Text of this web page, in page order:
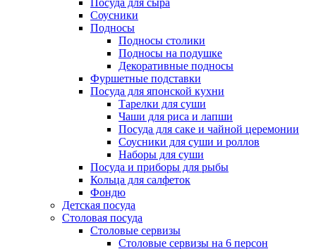
Посуда для сыра
Соусники
Подносы
Подносы столики
Подносы на подушке
Декоративные подносы
Фуршетные подставки
Посуда для японской кухни
Тарелки для суши
Чаши для риса и лапши
Посуда для саке и чайной церемонии
Соусники для суши и роллов
Наборы для суши
Посуда и приборы для рыбы
Кольца для салфеток
Фондю
Детская посуда
Столовая посуда
Столовые сервизы
Столовые сервизы на 6 персон